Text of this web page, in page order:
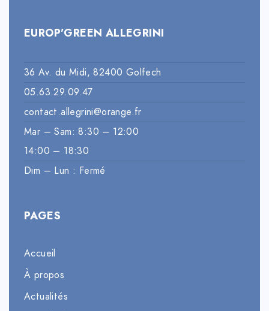
EUROP’GREEN ALLEGRINI
36 Av. du Midi, 82400 Golfech
05.63.29.09.47
contact.allegrini@orange.fr
Mar – Sam: 8:30 – 12:00
14:00 – 18:30
Dim – Lun : Fermé
PAGES
Accueil
À propos
Actualités